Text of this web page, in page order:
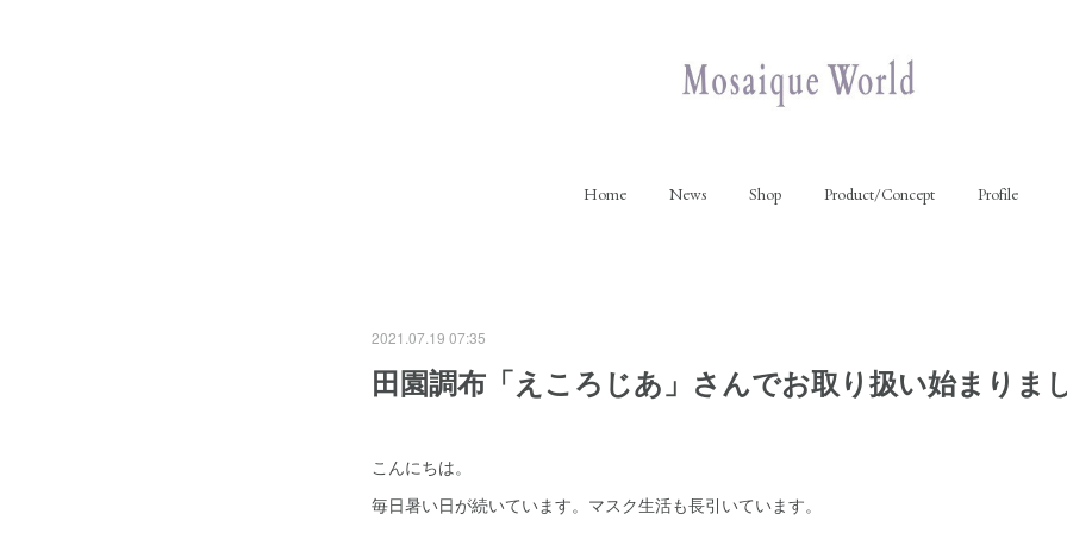
Home News Shop Product/Concept Profile
2021.07.19 07:35
田園調布「えころじあ」さんでお取り扱い始まりま
こんにちは。
毎日暑い日が続いています。マスク生活も長引いています。